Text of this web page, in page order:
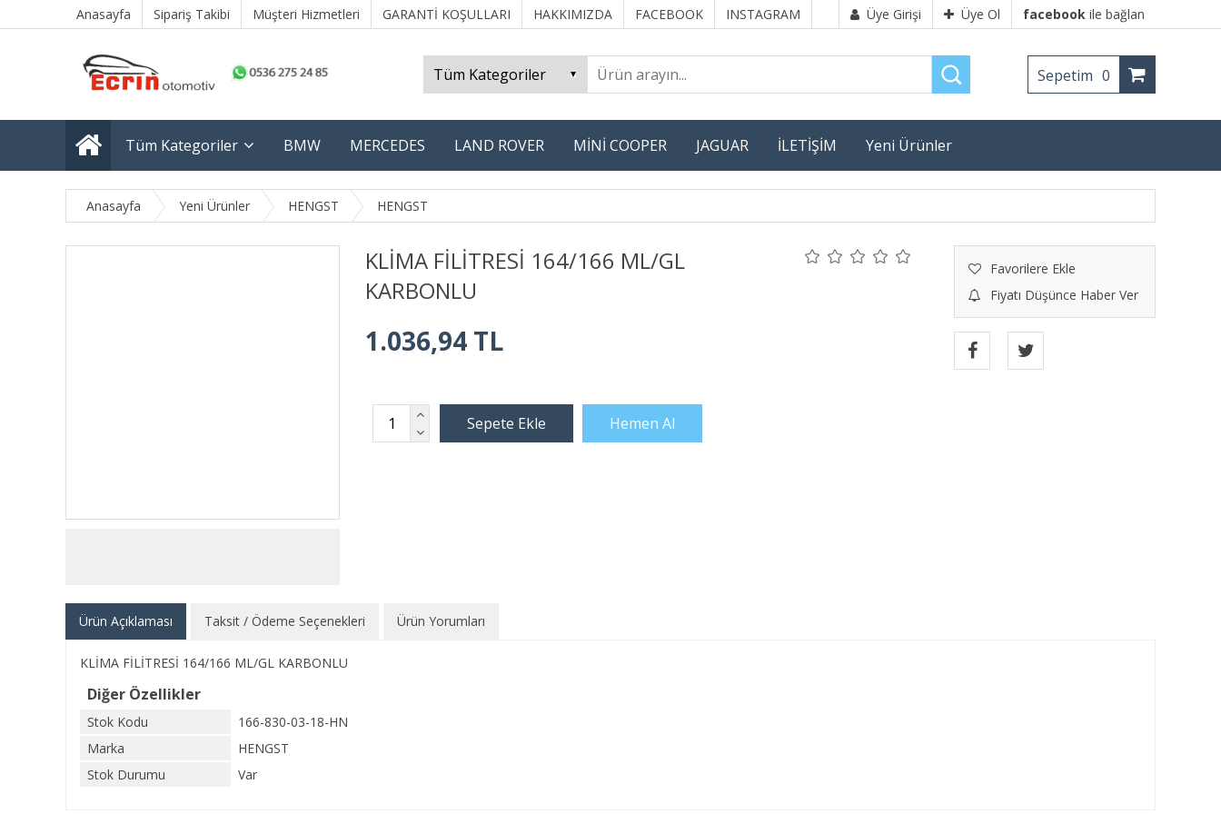
Anasayfa Sipariş Takibi Müşteri Hizmetleri GARANTİ KOŞULLARI HAKKIMIZDA FACEBOOK INSTAGRAM Üye Girişi Üye Ol facebook ile bağlan
Sepetim 0
Tüm Kategoriler BMW MERCEDES LAND ROVER MİNİ COOPER JAGUAR İLETİŞİM Yeni Ürünler
Anasayfa Yeni Ürünler HENGST HENGST
KLİMA FİLİTRESİ 164/166 ML/GL
KARBONLU
Favorilere Ekle
Fiyatı Düşünce Haber Ver
1.036,94 TL
Ürün Açıklaması Taksit / Ödeme Seçenekleri Ürün Yorumları
KLİMA FİLİTRESİ 164/166 ML/GL KARBONLU
Diğer Özellikler
Stok Kodu
166-830-03-18-HN
Marka
HENGST
Stok Durumu
Var